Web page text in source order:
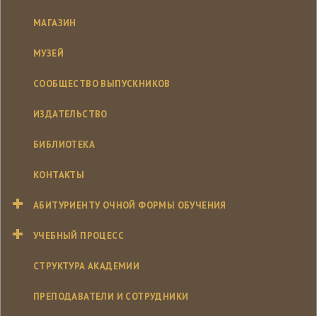
МАГАЗИН
МУЗЕЙ
СООБЩЕСТВО ВЫПУСКНИКОВ
ИЗДАТЕЛЬСТВО
БИБЛИОТЕКА
КОНТАКТЫ
АБИТУРИЕНТУ ОЧНОЙ ФОРМЫ ОБУЧЕНИЯ
УЧЕБНЫЙ ПРОЦЕСС
СТРУКТУРА АКАДЕМИИ
ПРЕПОДАВАТЕЛИ И СОТРУДНИКИ